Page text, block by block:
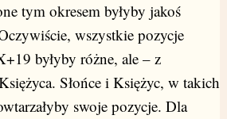
tym okresem byłyby jakoś
wszystkie pozycje
byłyby różne, ale – z
Słońce i Księżyc, w takich
swoje pozycje. Dla